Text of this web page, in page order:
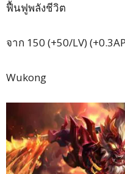
ฟื้นฟูพลังชีวิต
จาก 150 (+50/LV)
Wukong